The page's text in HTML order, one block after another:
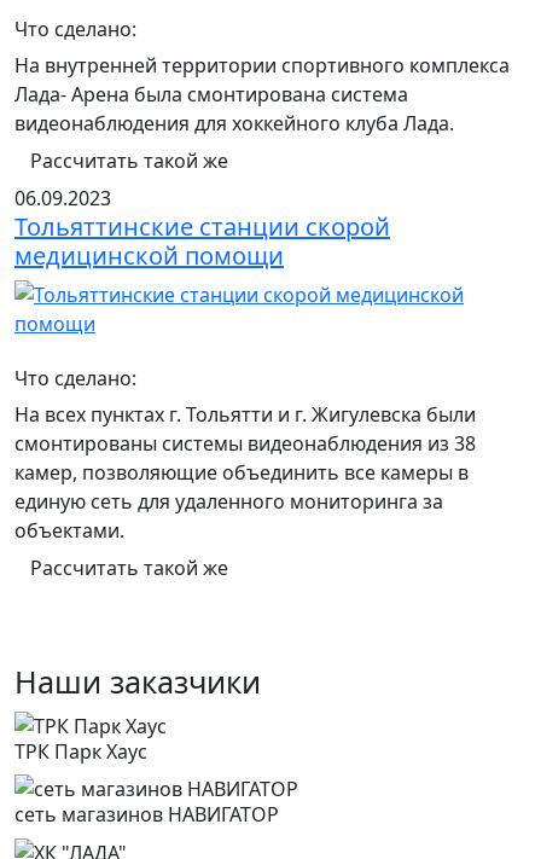
Что сделано:
На внутренней территории спортивного комплекса
Лада- Арена была смонтирована система
видеонаблюдения для хоккейного клуба Лада.
Рассчитать такой же
06.09.2023
Тольяттинские станции скорой
медицинской помощи
Что сделано:
На всех пунктах г. Тольятти и г. Жигулевска были
смонтированы системы видеонаблюдения из 38
камер, позволяющие объединить все камеры в
единую сеть для удаленного мониторинга за
объектами.
Рассчитать такой же
Наши заказчики
ТРК Парк Хаус
сеть магазинов НАВИГАТОР